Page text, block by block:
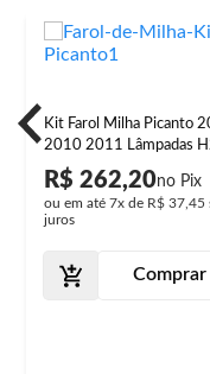
Kit Farol Milha Picanto
2010 2011 Lâmpadas
R$ 262,20
ou em até 7x de R$ 37,45
juros
Comprar